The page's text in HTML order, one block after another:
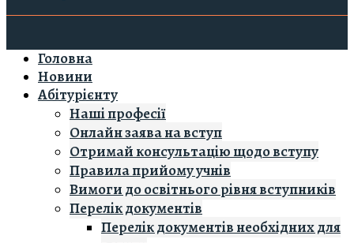
Головна
Новини
Абітурієнту
Наші професії
Онлайн заява на вступ
Отримай консультацію щодо вступу
Правила прийому учнів
Вимоги до освітнього рівня вступників
Перелік документів
Перелік документів необхідних для